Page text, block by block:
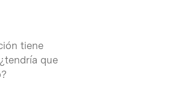
tiene
que